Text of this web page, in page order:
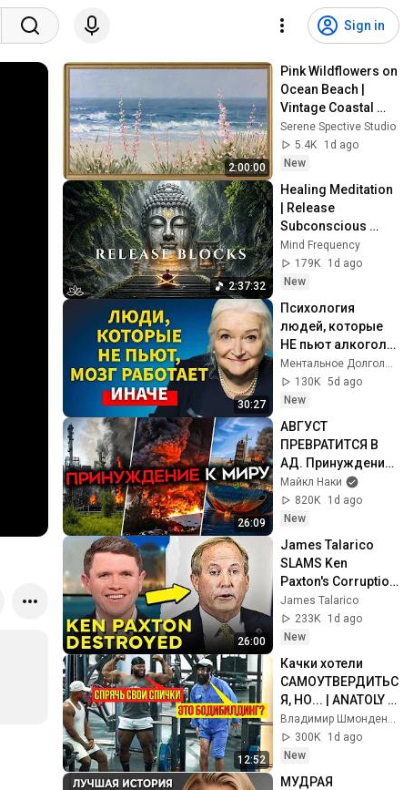
Sign in
2:00:00
Pink Wildflowers on
Ocean Beach |
Vintage Coastal
Seascape Oil
Painting | 4K
Ambient TV
Serene Spective Studio
5.4K
1d ago
New
2:37:32
Healing Meditation
| Release
Subconscious
Blocks, Cleanse
Negative Energy &
Restore Inner
Mind Frequency
179K
1d ago
New
30:27
Психология
людей, которые
НЕ пьют алкоголь
(согласно
нейронауке) |
Татьяна
Ментальное Долголетие and 2 more
130K 5d ago
New
26:09
АВГУСТ
ПРЕВРАТИТСЯ В
АД. Принуждение
к миру только
начинается
Майкл Наки
820K
1d ago
New
26:00
James Talarico
SLAMS Ken
Paxton's Corruption
LIVE ON AIR
James Talarico
233K
1d ago
New
12:52
Качки хотели
САМОУТВЕРДИТЬС
Я, НО... | ANATOLY
Gym Prank
300K
1d ago
New
МУДРАЯ